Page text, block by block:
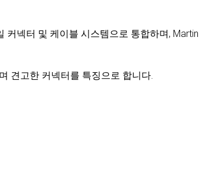
커넥터 및 케이블 시스템으로 통합하며, Martin
견고한 커넥터를 특징으로 합니다.